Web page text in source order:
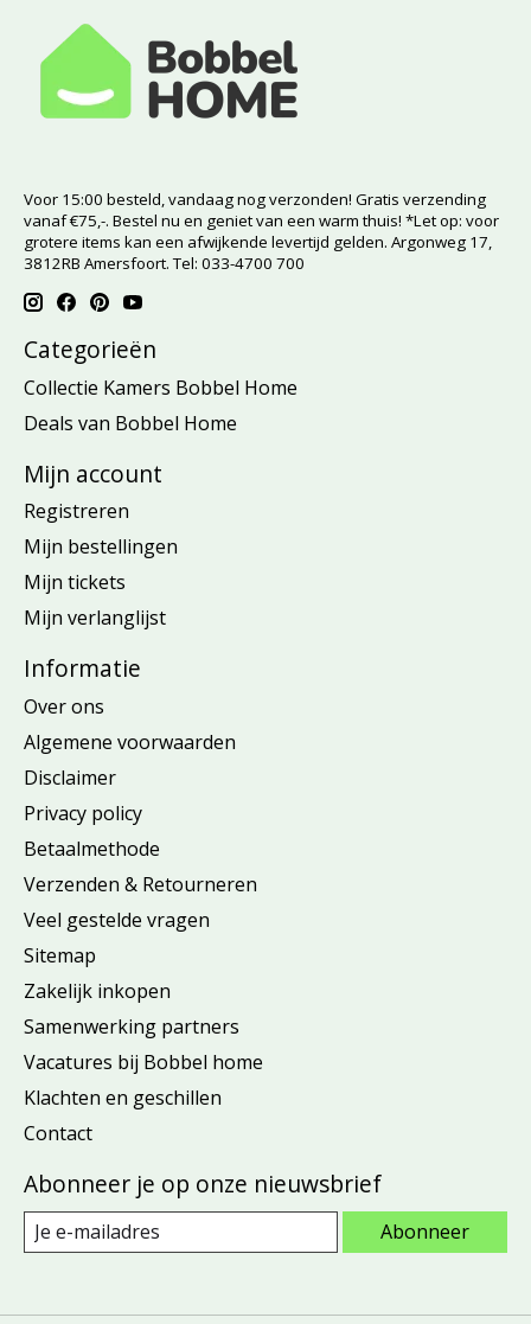
Voor 15:00 besteld, vandaag nog verzonden! Gratis verzending
vanaf €75,-. Bestel nu en geniet van een warm thuis! *Let op: voor
grotere items kan een afwijkende levertijd gelden. Argonweg 17,
3812RB Amersfoort. Tel: 033-4700 700
Categorieën
Collectie Kamers Bobbel Home
Deals van Bobbel Home
Mijn account
Registreren
Mijn bestellingen
Mijn tickets
Mijn verlanglijst
Informatie
Over ons
Algemene voorwaarden
Disclaimer
Privacy policy
Betaalmethode
Verzenden & Retourneren
Veel gestelde vragen
Sitemap
Zakelijk inkopen
Samenwerking partners
Vacatures bij Bobbel home
Klachten en geschillen
Contact
Abonneer je op onze nieuwsbrief
Abonneer